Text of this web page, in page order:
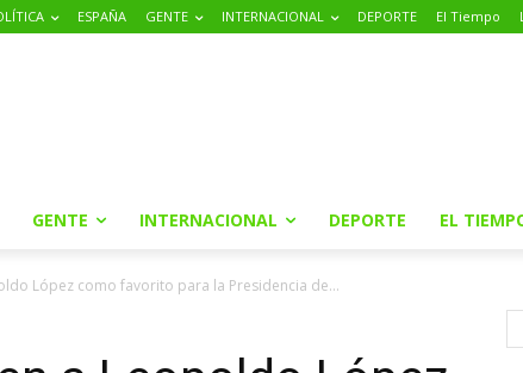
ESPAÑA GENTE INTERNACIONAL DEPORTE El Tiempo
GENTE INTERNACIONAL DEPORTE EL
López como favorito para la Presidencia de...